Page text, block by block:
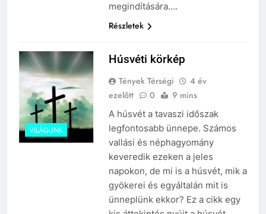
megindítására….
Részletek
VILÁGUNK
Húsvéti körkép
Tények Térségi
4 év
ezelőtt
0 9 mins
A húsvét a tavaszi időszak
legfontosabb ünnepe. Számos
vallási és néphagyomány
keveredik ezeken a jeles
napokon, de mi is a húsvét, mik a
gyökerei és egyáltalán mit is
ünneplünk ekkor? Ez a cikk egy